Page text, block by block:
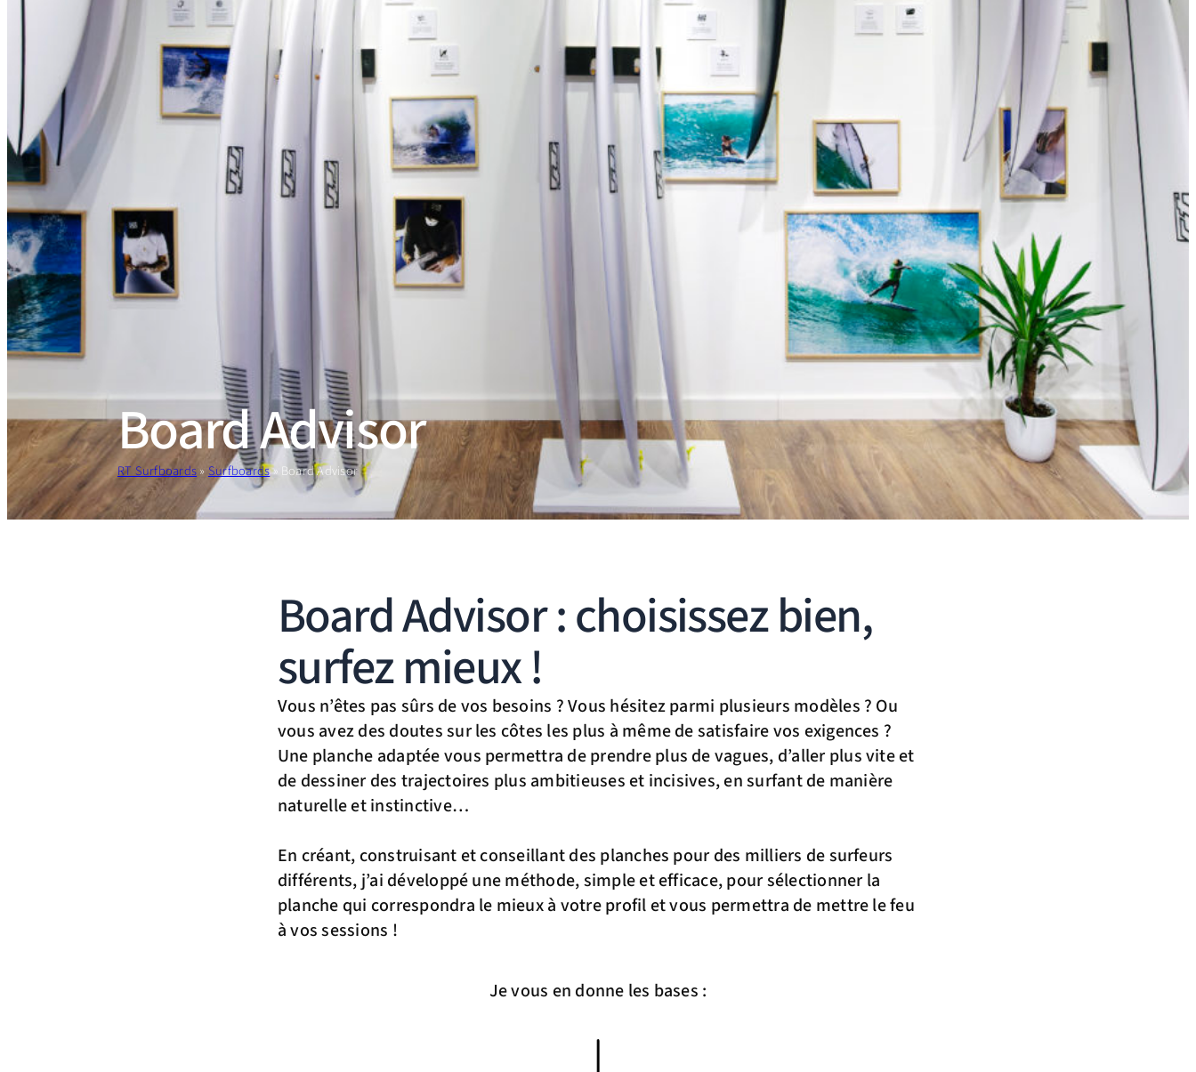
Board Advisor
RT Surfboards» Surfboards» Board Advisor
Board Advisor : choisissez bien,
surfez mieux !
Vous n’êtes pas sûrs de vos besoins ? Vous hésitez parmi plusieurs modèles ? Ou
vous avez des doutes sur les côtes les plus à même de satisfaire vos exigences ?
Une planche adaptée vous permettra de prendre plus de vagues, d’aller plus vite et
de dessiner des trajectoires plus ambitieuses et incisives, en surfant de manière
naturelle et instinctive…
En créant, construisant et conseillant des planches pour des milliers de surfeurs
différents, j’ai développé une méthode, simple et efficace, pour sélectionner la
planche qui correspondra le mieux à votre profil et vous permettra de mettre le feu
à vos sessions !
Je vous en donne les bases :